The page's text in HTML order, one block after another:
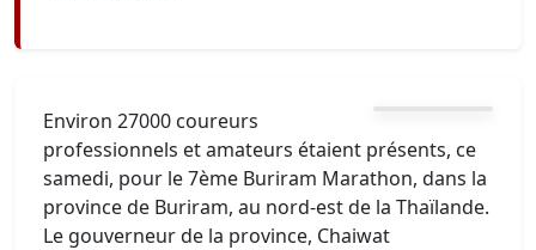
Environ 27000 coureurs
professionnels et amateurs étaient présents, ce
samedi, pour le 7ème Buriram Marathon, dans la
province de Buriram, au nord-est de la Thaïlande.
Le gouverneur de la province, Chaiwat